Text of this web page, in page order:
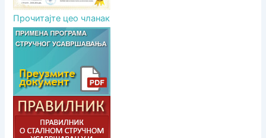
Прочитајте цео чланак